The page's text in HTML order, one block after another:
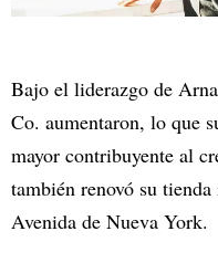
Bajo el liderazgo de
Co. aumentaron, lo que
mayor contribuyente al
también renovó su
Avenida de Nueva York.